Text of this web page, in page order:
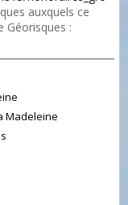
auxquels ce
Géorisques :
Madeleine